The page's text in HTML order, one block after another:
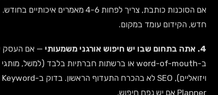
אם הסוכנות כותבת, צריך לפחות 4-6 מאמרים איכותיים בחודש. בלי תוכן
עומד במקום.
— אם העסק שלך תלוי
ב-word-of-mouth או ברשתות חברתיות בלבד (למשל, מותגי אופנה
ויזואליים), SEO לא בהכרח התעדוף הראשון. בדוק ב-Google Keyword